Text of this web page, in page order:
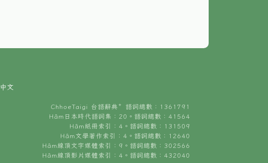
中文
ChhoeTaigi 台語辭典⁺ 語詞總數：1361791
Hâm日本時代語詞集：20。語詞總數：41564
Hâm紙冊索引：4。語詞總數：131509
Hâm文學著作索引：4。語詞總數：12640
Hâm線頂文字媒體索引：9。語詞總數：302566
Hâm線頂影片媒體索引：4。語詞總數：432040